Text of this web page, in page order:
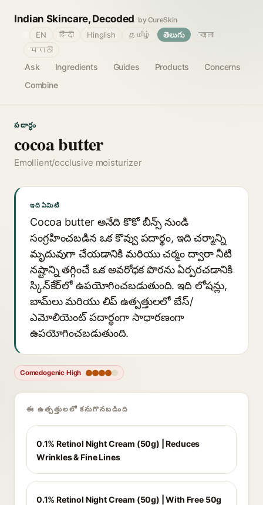
Indian Skincare, Decoded by CureSkin
Ask Ingredients Guides Products
Concerns
Combine
EN हिंदी Hinglish தமிழ் తెలుగు
বাংলা
मराठी
పదార్థం
cocoa butter
Emollient/occlusive moisturizer
ఇది ఏమిటి
Cocoa butter అనేది కొకో బీన్స్ నుండి
సంగ్రహించబడిన ఒక కొవ్వు పదార్థం, ఇది చర్మాన్ని
మృదువుగా చేయడానికి మరియు చర్మం ద్వారా నీటి
నష్టాన్ని తగ్గించే ఒక అవరోధక పొరను ఏర్పరచడానికి
స్కిన్‌కేర్‌లో ఉపయోగించబడుతుంది. ఇది లోషన్లు,
బామ్‌లు మరియు లిప్ ఉత్పత్తులలో బేస్/
ఎమోలియెంట్ పదార్థంగా సాధారణంగా
ఉపయోగించబడుతుంది.
Comedogenic High
ఈ ఉత్పత్తులలో కనుగొనబడింది
0.1% Retinol Night Cream (50g) | Reduces
Wrinkles & Fine Lines
0.1% Retinol Night Cream (50g) | With Free 50g